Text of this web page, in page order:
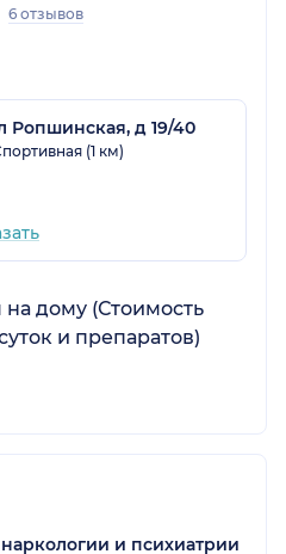
6 отзывов
Ропшинская, д 19/40
(1 км)
на дому (Стоимость
и препаратов)
и психиатрии